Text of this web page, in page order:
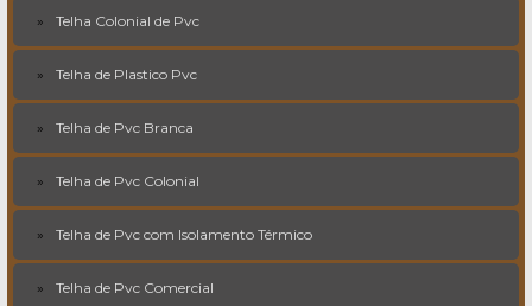
Telha Colonial de Pvc
Telha de Plastico Pvc
Telha de Pvc Branca
Telha de Pvc Colonial
Telha de Pvc com Isolamento Térmico
Telha de Pvc Comercial